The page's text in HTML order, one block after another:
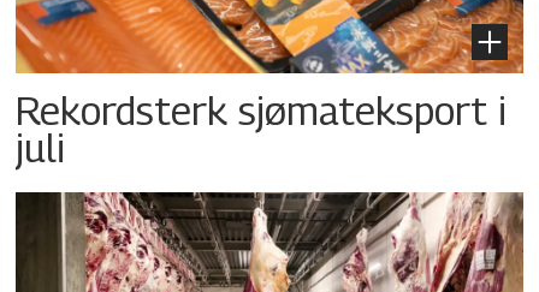
Rekordsterk sjømateksport i
juli